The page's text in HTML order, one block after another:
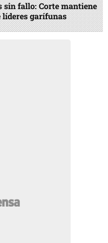
sin fallo: Corte mantiene
líderes garífunas